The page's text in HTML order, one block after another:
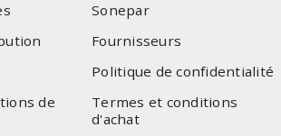
Sonepar
Fournisseurs
Politique de confidentialité
de
Termes et conditions
d'achat